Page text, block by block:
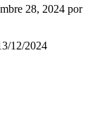
28, 2024 por
12/2024